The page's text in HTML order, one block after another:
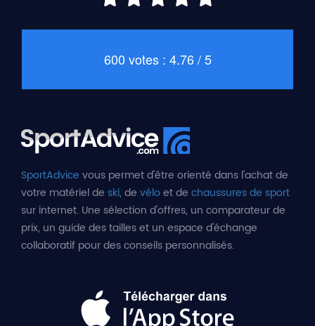
600 votes : 4.76 / 5
SportAdvice vous permet d'être orienté dans l'achat de
votre matériel de ski, de véloet de chaussures de sport
sur internet. Une sélection d'offres, un comparateur de
prix, un guide des tailles et un espace d'échange
collaboratif pour des conseils personnalisés.